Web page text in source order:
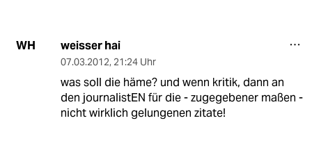
WH weisser hai
07.03.2012, 21:24 Uhr
was soll die häme? und wenn kritik, dann an
den journalistEN für die - zugegebener maßen -
nicht wirklich gelungenen zitate!